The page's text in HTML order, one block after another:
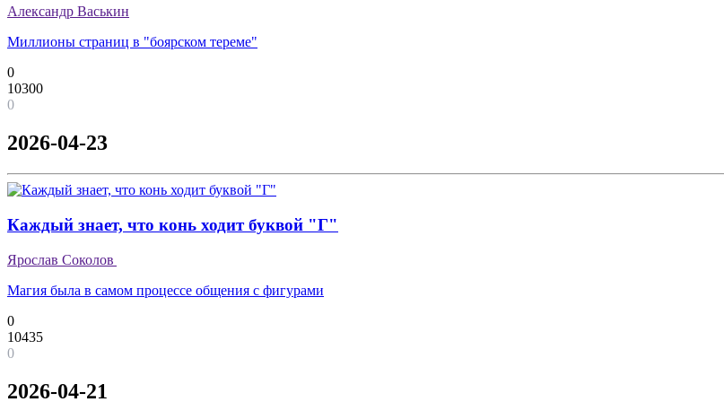
Александр Васькин
Миллионы страниц в "боярском тереме"
0
10300
0
2026-04-23
Каждый знает, что конь ходит буквой "Г"
Ярослав Соколов
Магия была в самом процессе общения с фигурами
0
10435
0
2026-04-21